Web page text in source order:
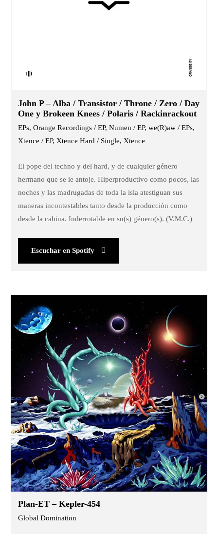
John P – Alba / Transistor / Throne / Zero / Day
One y Brokeen Knees / Polaris / Rackinrackout
EPs, Orange Recordings / EP, Numen / EP, we(R)aw / EPs,
Xtence / EP, Xtence Hard / Single, Xtence
El pope del techno y del hard, y de cualquier género
hermano que se le antoje. Hiperproductivo como pocos, las
noches y las madrugadas de toda la isla atestiguan sus
maneras incontestables tanto desde la producción como
desde la cabina. Inderrotable en su(s) género(s). (V.M.C.)
Escuchar en Spotify
Plan-ET – Kepler-454
Global Domination